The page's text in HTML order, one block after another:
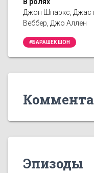
В ролях
Джон Шпаркс,
Веббер, Джо Аллен
#БАРАШЕК ШОН
Эпизоды